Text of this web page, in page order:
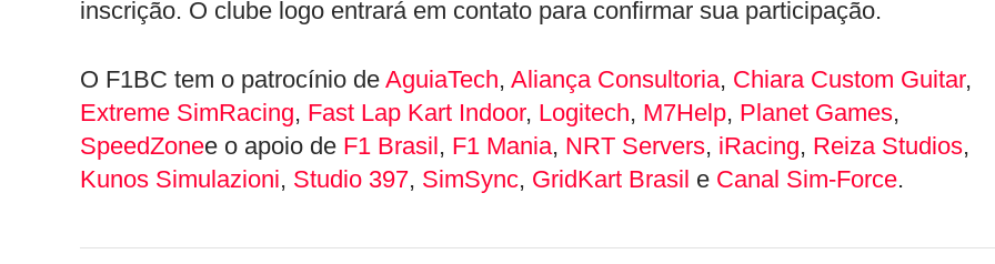
inscrição. O clube logo entrará em contato para confirmar sua participação.
O F1BC tem o patrocínio de AguiaTech, Aliança Consultoria, Chiara Custom Guitar,
Extreme SimRacing, Fast Lap Kart Indoor, Logitech, M7Help, Planet Games,
SpeedZonee o apoio de F1 Brasil, F1 Mania, NRT Servers, iRacing, Reiza Studios,
Kunos Simulazioni, Studio 397, SimSync, GridKart Brasil e Canal Sim-Force.